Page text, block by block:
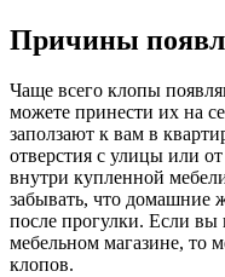
Причины
Чаще всего клопы
можете принести их на
заползают к вам в
отверстия с улицы или
внутри купленной
забывать, что домашние
после прогулки. Если вы
мебельном магазине, то
клопов.